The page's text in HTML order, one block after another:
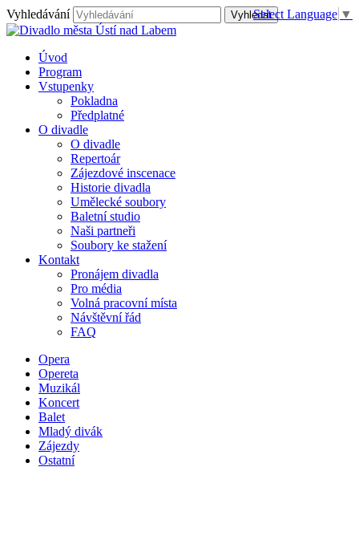
Vyhledávání
Úvod
Program
Vstupenky
Pokladna
Předplatné
O divadle
O divadle
Repertoár
Zájezdové inscenace
Historie divadla
Umělecké soubory
Baletní studio
Naši partneři
Soubory ke stažení
Kontakt
Pronájem divadla
Pro média
Volná pracovní místa
Návštěvní řád
FAQ
Select Language ▼
Opera
Opereta
Muzikál
Koncert
Balet
Mladý divák
Zájezdy
Ostatní